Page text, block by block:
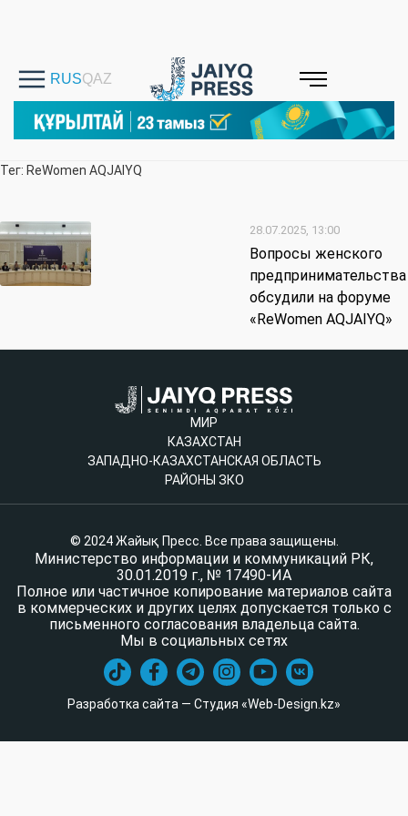
Тег: ReWomen AQJAIYQ
28.07.2025, 13:00
Вопросы женского
предпринимательства
обсудили на форуме
«ReWomen AQJAIYQ»
МИР
КАЗАХСТАН
ЗАПАДНО-КАЗАХСТАНСКАЯ ОБЛАСТЬ
РАЙОНЫ ЗКО
© 2024 Жайық Пресс. Все права защищены.
Министерство информации и коммуникаций РК,
30.01.2019 г., № 17490-ИА
Полное или частичное копирование материалов сайта
в коммерческих и других целях допускается только с
письменного согласования владельца сайта.
Мы в социальных сетях
Разработка сайта — Студия «Web-Design.kz»